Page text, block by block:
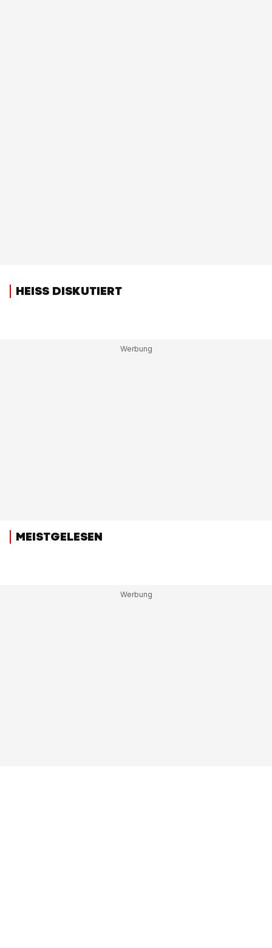
HEISS DISKUTIERT
MEISTGELESEN